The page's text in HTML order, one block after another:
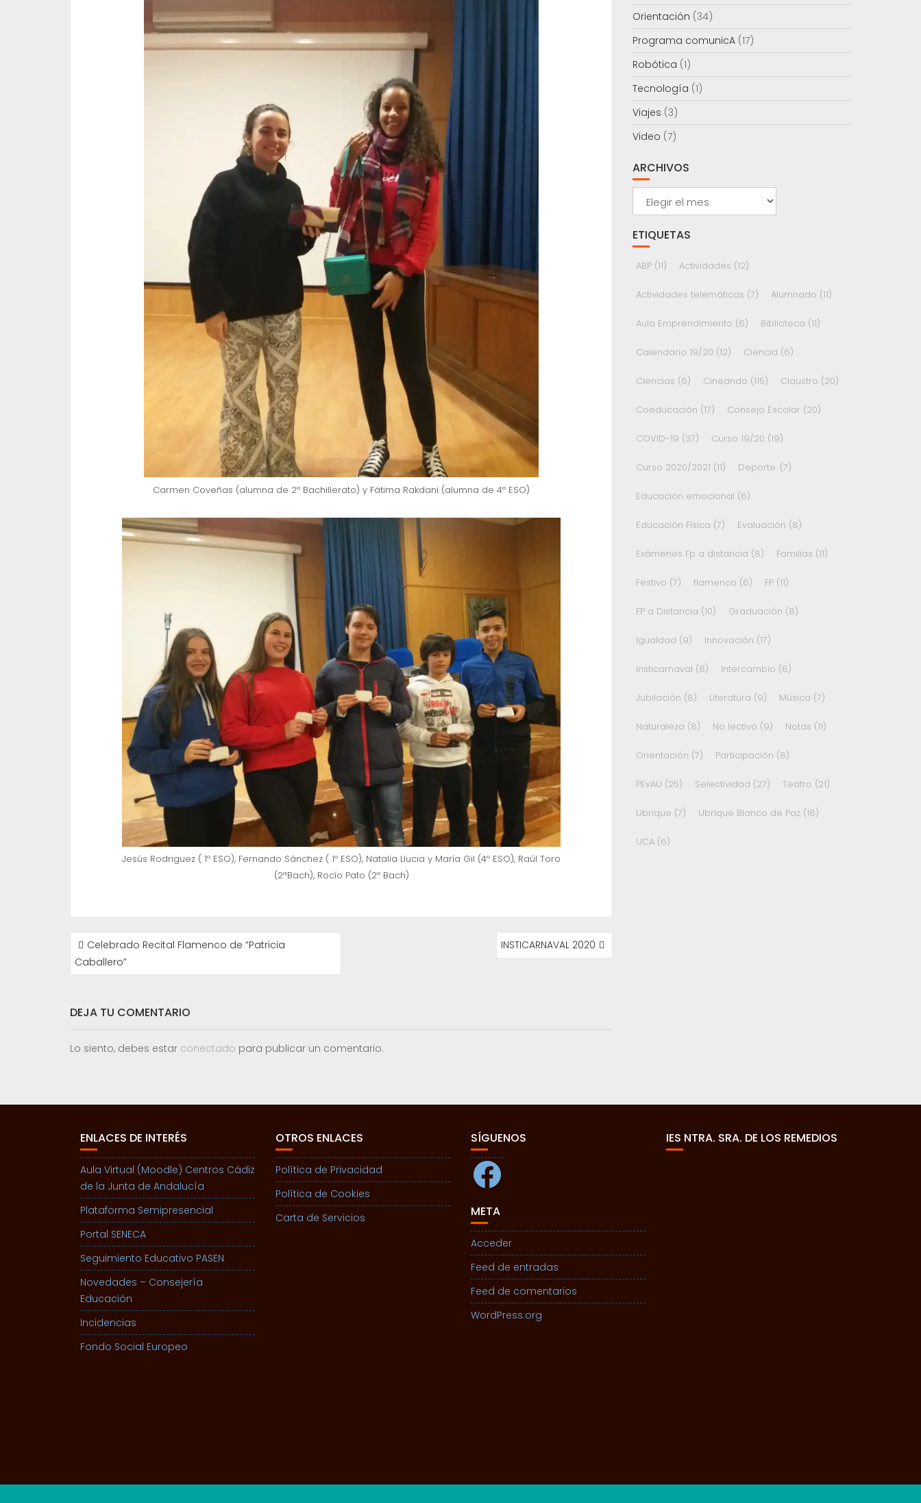
Carmen Coveñas (alumna de 2º Bachillerato) y Fátima Rakdani (alumna de 4º ESO)
Jesús Rodriguez ( 1º ESO), Fernando Sánchez ( 1º ESO), Natalia Llucia y María Gil (4º ESO), Raúl Toro
(2ªBach), Rocío Pato (2º Bach)
NAVEGACIÓN
DE
ENTRADAS
Celebrado Recital Flamenco de “Patricia
Caballero”
INSTICARNAVAL 2020
DEJA TU COMENTARIO
Lo siento, debes estar conectado para publicar un comentario.
Orientación (34)
Programa comunicA(17)
Robótica (1)
Tecnología (1)
Viajes (3)
Video (7)
ARCHIVOS
Archivos
ETIQUETAS
ABP(11) Actividades (12)
Actividades telemáticas (7) Alumnado (11)
Aula Emprendimiento (6) Biblioteca (11)
Calendario 19/20 (12) Ciencia (6)
Ciencias (6) Cineando (115) Claustro (20)
Coeducación (17) Consejo Escolar (20)
COVID-19 (37) Curso 19/20 (19)
Curso 2020/2021 (11) Deporte.(7)
Educación emocional (6)
Educación Física (7) Evaluación (8)
Exámenes Fp a distancia (8) Familias (11)
Festivo (7) flamenco (6) FP(11)
FP a Distancia (10) Graduación (8)
Igualdad (9) Innovación (17)
Insticarnaval (8) Intercambio (8)
Jubilación (8) Literatura (9) Música (7)
Naturaleza (8) No lectivo (9) Notas (11)
Orientación (7) Participación (8)
PEvAU (25) Selectividad (27) Teatro (21)
Ubrique (7) Ubrique Blanco de Paz(18)
UCA(6)
ENLACES DE INTERÉS
Aula Virtual (Moodle) Centros Cádiz
de la Junta de Andalucía
Plataforma Semipresencial
Portal SENECA
Seguimiento Educativo PASEN
Novedades – Consejería
Educación
Incidencias
Fondo Social Europeo
OTROS ENLACES
Política de Privacidad
Política de Cookies
Carta de Servicios
SÍGUENOS
Facebook
META
Acceder
Feed de entradas
Feed de comentarios
WordPress.org
IES NTRA. SRA. DE LOS REMEDIOS